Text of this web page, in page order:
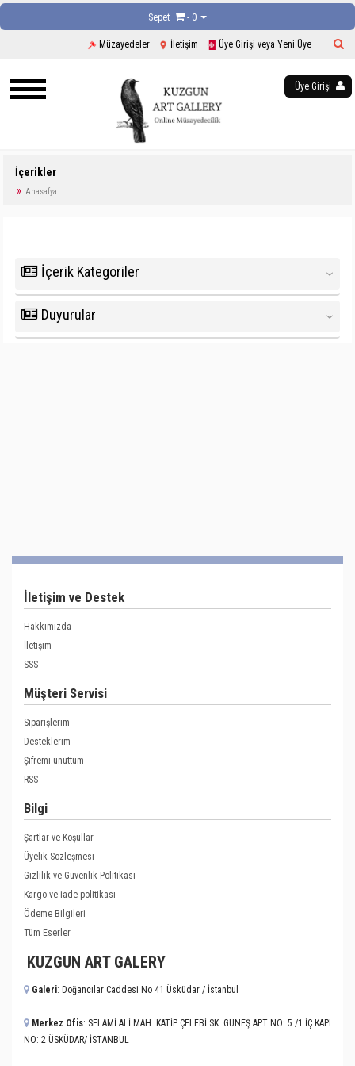
Sepet - 0
Müzayedeler İletişim Üye Girişi veya Yeni Üye
Üye Girişi
İçerikler
Anasafya
İçerik Kategoriler ‹
Duyurular ‹
İletişim ve Destek
Hakkımızda
İletişim
SSS
Müşteri Servisi
Siparişlerim
Desteklerim
Şifremi unuttum
RSS
Bilgi
Şartlar ve Koşullar
Üyelik Sözleşmesi
Gizlilik ve Güvenlik Politikası
Kargo ve iade politikası
Ödeme Bilgileri
Tüm Eserler
KUZGUN ART GALERY
Galeri: Doğancılar Caddesi No 41 Üsküdar / İstanbul
Merkez Ofis: SELAMİ ALİ MAH. KATİP ÇELEBİ SK. GÜNEŞ APT NO: 5 /1 İÇ KAPI
NO: 2 ÜSKÜDAR/ İSTANBUL